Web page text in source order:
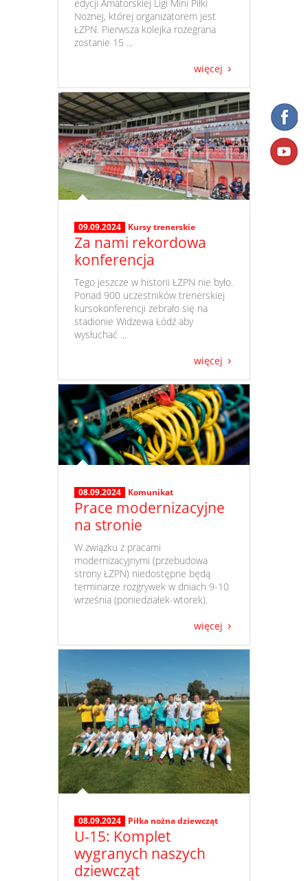
edycji Amatorskiej Ligi Mini Piłki
Nożnej, której organizatorem jest
ŁZPN. Pierwsza kolejka rozegrana
zostanie 15 ...
więcej
09.09.2024 Kursy trenerskie
Za nami rekordowa
konferencja
​ Tego jeszcze w historii ŁZPN nie było.
Ponad 900 uczestników trenerskiej
kursokonferencji zebrało się na
stadionie Widzewa Łódź aby
wysłuchać ...
więcej
08.09.2024 Komunikat
Prace modernizacyjne
na stronie
​ W związku z pracami
modernizacyjnymi (przebudowa
strony ŁZPN) niedostępne będą
terminarze rozgrywek w dniach 9-10
września (poniedziałek-wtorek).
więcej
08.09.2024 Piłka nożna dziewcząt
U-15: Komplet
wygranych naszych
dziewcząt